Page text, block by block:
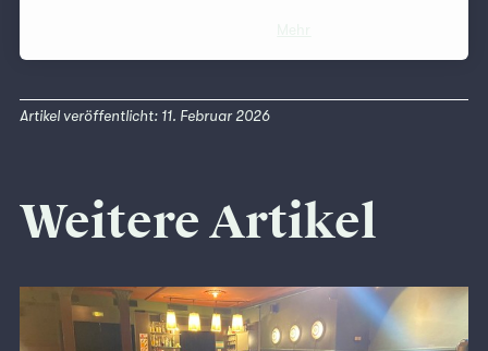
Artikel veröffentlicht: 11. Februar 2026
Weitere Artikel